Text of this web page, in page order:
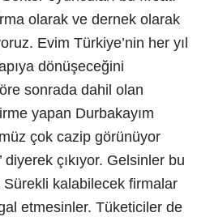
olarak ve dernek olarak
Evim Türkiye’nin her yıl
dönüşeceğini
sonrada dahil olan
yapan Durbakayım
çok cazip görünüyor
diyerek çıkıyor. Gelsinler bu
kalabilecek firmalar
etmesinler. Tüketiciler de